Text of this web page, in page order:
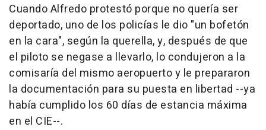
Cuando Alfredo protestó porque no quería ser
deportado, uno de los policías le dio "un bofetón
en la cara", según la querella, y, después de que
el piloto se negase a llevarlo, lo condujeron a la
comisaría del mismo aeropuerto y le prepararon
la documentación para su puesta en libertad --ya
había cumplido los 60 días de estancia máxima
en el CIE--.